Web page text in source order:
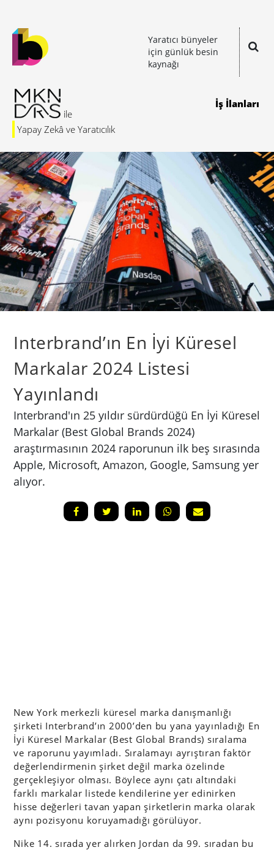
Yaratıcı bünyeler
için günlük besin
kaynağı
Yapay Zekâ ve Yaratıcılık
İş İlanları
Interbrand’ın En İyi Küresel
Markalar 2024 Listesi
Yayınlandı
Interbrand'ın 25 yıldır sürdürdüğü En İyi Küresel
Markalar (Best Global Brands 2024)
araştırmasının 2024 raporunun ilk beş sırasında
Apple, Microsoft, Amazon, Google, Samsung yer
alıyor.
New York merkezli küresel marka danışmanlığı
şirketi Interbrand’ın 2000’den bu yana yayınladığı En
İyi Küresel Markalar (Best Global Brands) sıralama
ve raporunu yayımladı. Sıralamayı ayrıştıran faktör
değerlendirmenin şirket değil marka özelinde
gerçekleşiyor olması. Böylece aynı çatı altındaki
farklı markalar listede kendilerine yer edinirken
hisse değerleri tavan yapan şirketlerin marka olarak
aynı pozisyonu koruyamadığı görülüyor.
Nike 14. sırada yer alırken Jordan da 99. sıradan bu